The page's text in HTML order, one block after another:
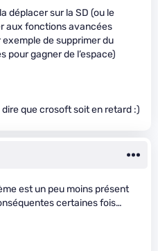
déplacer sur la SD (ou le
aux fonctions avancées
de supprimer du
pour gagner de l’espace)
que crosoft soit en retard :)
est un peu moins présent
certaines fois…